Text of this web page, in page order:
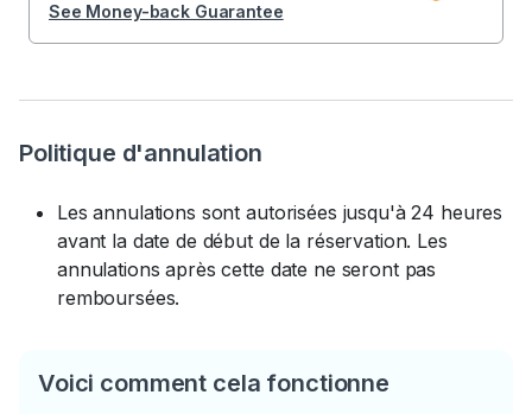
Politique d'annulation
Les annulations sont autorisées jusqu'à 24 heures
avant la date de début de la réservation. Les
annulations après cette date ne seront pas
remboursées.
Voici comment cela fonctionne
See Money-back Guarantee